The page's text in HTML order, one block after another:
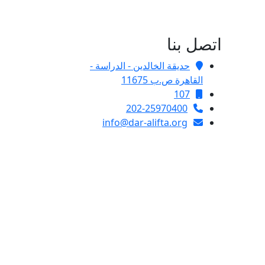
اتصل بنا
حديقة الخالدين - الدراسة -
القاهرة ص.ب 11675
107
202-25970400
info@dar-alifta.org